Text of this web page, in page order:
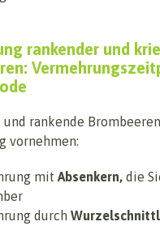
rankender und
und rankende
vornehmen:
mit Absenkern, die
durch